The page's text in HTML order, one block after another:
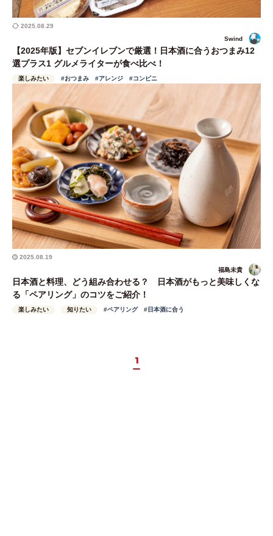
2025.08.29
Swind
【2025年版】セブンイレブンで厳選！日本酒に合うおつまみ12
選プラス1 グルメライターが食べ比べ！
楽しみたい #おつまみ #アレンジ #コンビニ
2025.08.19
福島未貴
日本酒と料理、どう組み合わせる？ 日本酒がもっと美味しくな
る「ペアリング」のコツをご紹介！
楽しみたい 知りたい #ペアリング #日本酒に合う
1